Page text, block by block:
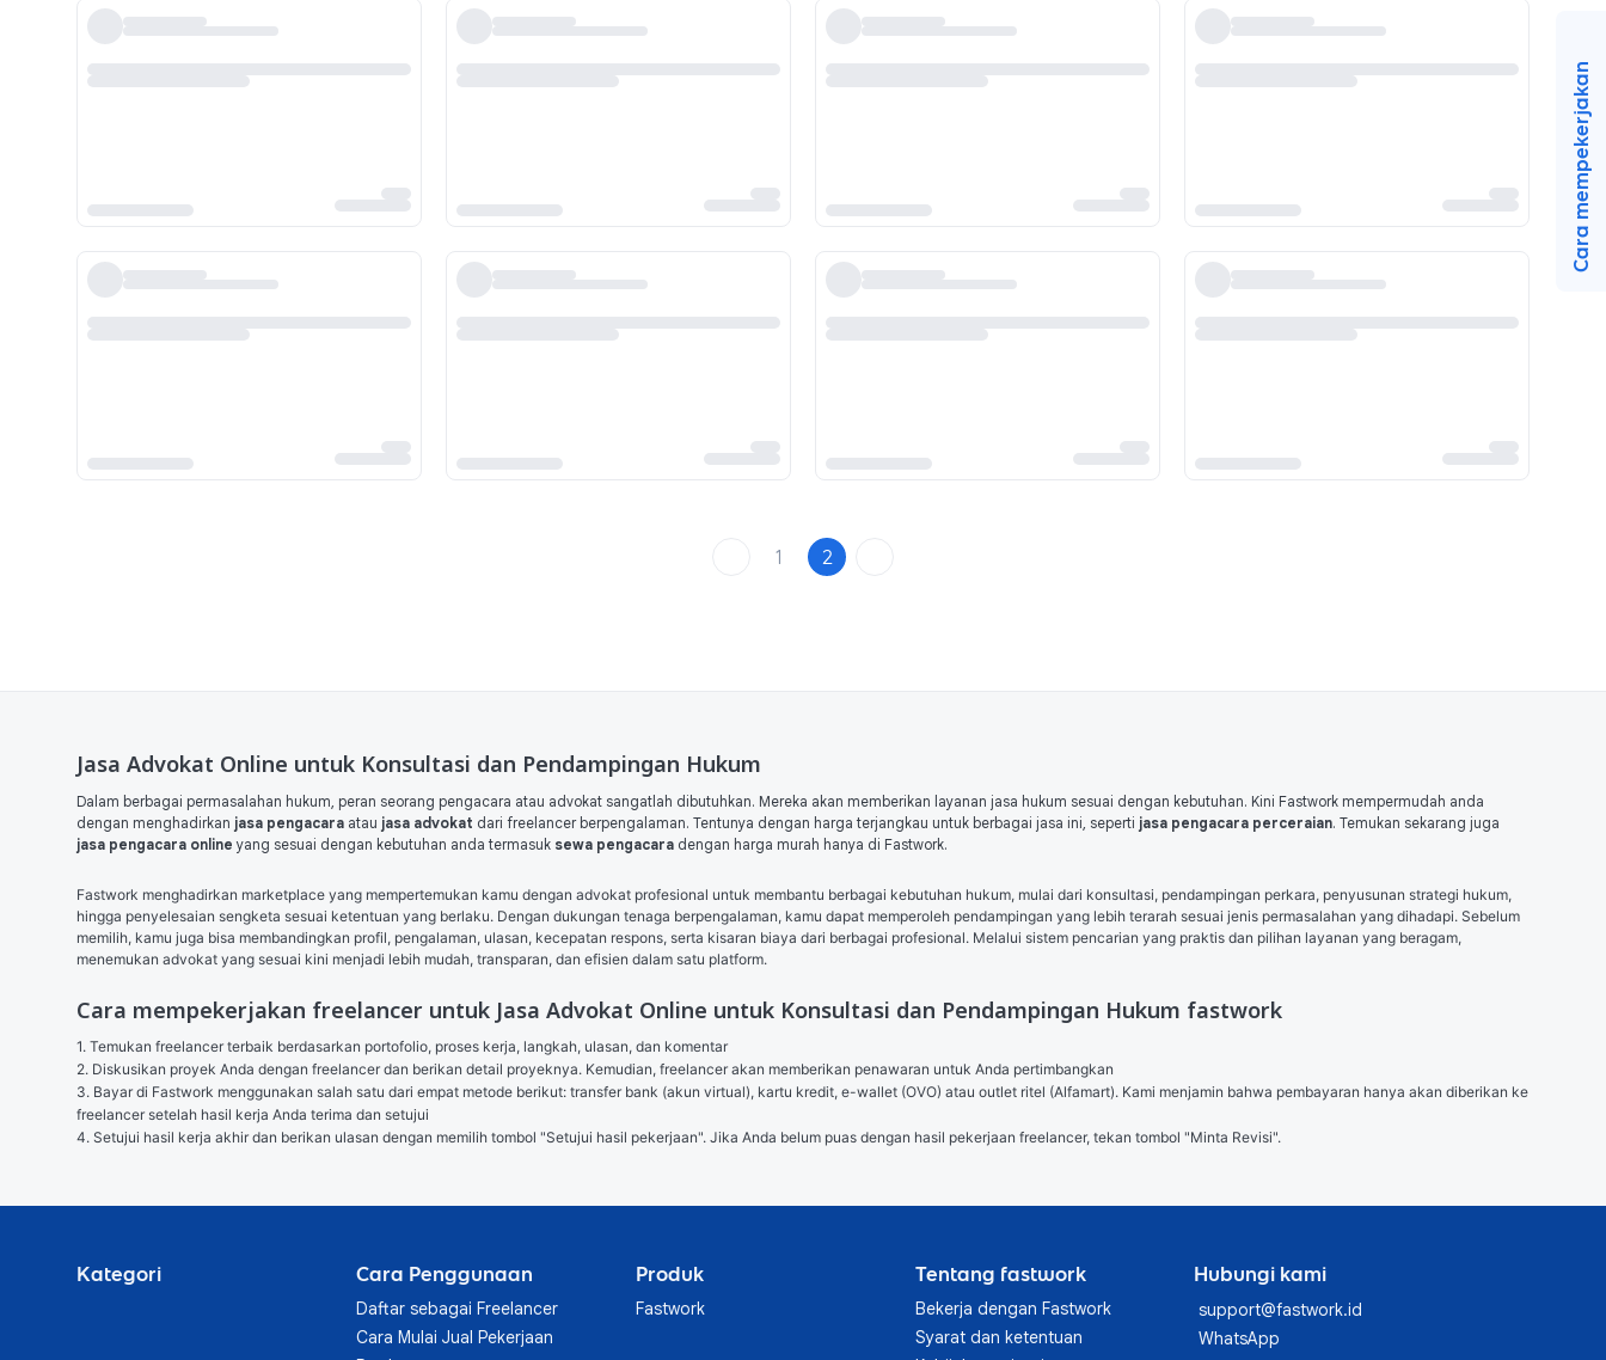
1 2
Jasa Advokat Online untuk Konsultasi dan Pendampingan Hukum
Dalam berbagai permasalahan hukum, peran seorang pengacara atau advokat sangatlah dibutuhkan. Mereka akan memberikan layanan jasa hukum sesuai dengan kebutuhan. Kini Fastwork mempermudah anda
dengan menghadirkan jasa pengacara atau jasa advokat dari freelancer berpengalaman. Tentunya dengan harga terjangkau untuk berbagai jasa ini, seperti jasa pengacara perceraian. Temukan sekarang juga
jasa pengacara online yang sesuai dengan kebutuhan anda termasuk sewa pengacara dengan harga murah hanya di Fastwork.
Fastwork menghadirkan marketplace yang mempertemukan kamu dengan advokat profesional untuk membantu berbagai kebutuhan hukum, mulai dari konsultasi, pendampingan perkara, penyusunan strategi hukum,
hingga penyelesaian sengketa sesuai ketentuan yang berlaku. Dengan dukungan tenaga berpengalaman, kamu dapat memperoleh pendampingan yang lebih terarah sesuai jenis permasalahan yang dihadapi. Sebelum
memilih, kamu juga bisa membandingkan profil, pengalaman, ulasan, kecepatan respons, serta kisaran biaya dari berbagai profesional. Melalui sistem pencarian yang praktis dan pilihan layanan yang beragam,
menemukan advokat yang sesuai kini menjadi lebih mudah, transparan, dan efisien dalam satu platform.
Cara mempekerjakan freelancer untuk Jasa Advokat Online untuk Konsultasi dan Pendampingan Hukum fastwork
1. Temukan freelancer terbaik berdasarkan portofolio, proses kerja, langkah, ulasan, dan komentar
2. Diskusikan proyek Anda dengan freelancer dan berikan detail proyeknya. Kemudian, freelancer akan memberikan penawaran untuk Anda pertimbangkan
3. Bayar di Fastwork menggunakan salah satu dari empat metode berikut: transfer bank (akun virtual), kartu kredit, e-wallet (OVO) atau outlet ritel (Alfamart). Kami menjamin bahwa pembayaran hanya akan diberikan ke
freelancer setelah hasil kerja Anda terima dan setujui
4. Setujui hasil kerja akhir dan berikan ulasan dengan memilih tombol "Setujui hasil pekerjaan". Jika Anda belum puas dengan hasil pekerjaan freelancer, tekan tombol "Minta Revisi".
Cara mempekerjakan
Kategori Cara Penggunaan
Daftar sebagai Freelancer
Cara Mulai Jual Pekerjaan
Produk
Fastwork
Tentang fastwork
Bekerja dengan Fastwork
Syarat dan ketentuan
Hubungi kami
support@fastwork.id
WhatsApp